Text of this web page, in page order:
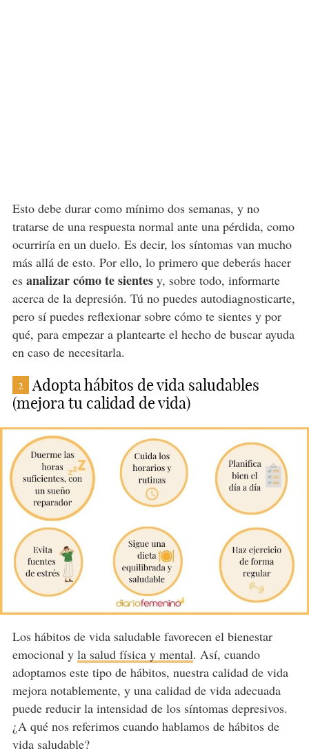
Esto debe durar como mínimo dos semanas, y no
tratarse de una respuesta normal ante una pérdida, como
ocurriría en un duelo. Es decir, los síntomas van mucho
más allá de esto. Por ello, lo primero que deberás hacer
es analizar cómo te sientesy, sobre todo, informarte
acerca de la depresión. Tú no puedes autodiagnosticarte,
pero sí puedes reflexionar sobre cómo te sientes y por
qué, para empezar a plantearte el hecho de buscar ayuda
en caso de necesitarla.
2
Adopta hábitos de vida saludables
(mejora tu calidad de vida)
Los hábitos de vida saludable favorecen el bienestar
emocional y la salud física y mental. Así, cuando
adoptamos este tipo de hábitos, nuestra calidad de vida
mejora notablemente, y una calidad de vida adecuada
puede reducir la intensidad de los síntomas depresivos.
¿A qué nos referimos cuando hablamos de hábitos de
vida saludable?